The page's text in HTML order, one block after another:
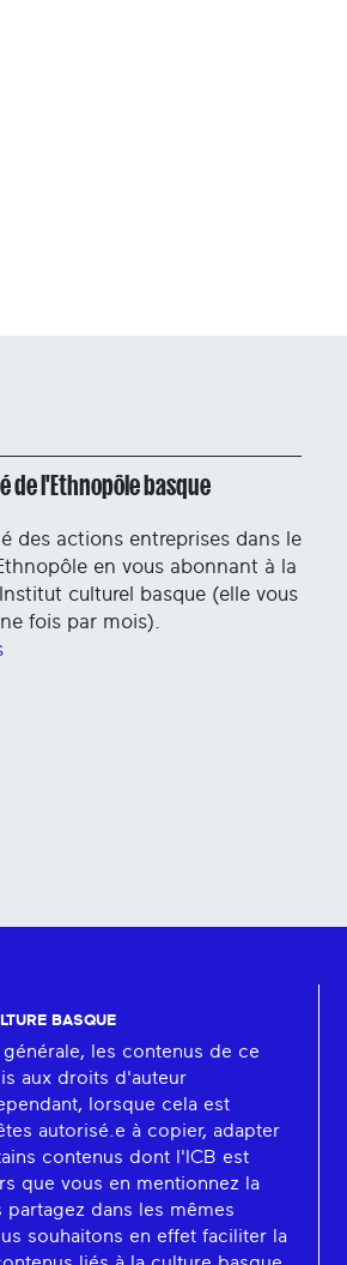
de l'Ethnopôle basque
des actions entreprises dans le
en vous abonnant à la
culturel basque (elle vous
fois par mois).
BASQUE
générale, les contenus de ce
aux droits d'auteur
lorsque cela est
autorisé.e à copier, adapter
contenus dont l'ICB est
que vous en mentionnez la
partagez dans les mêmes
souhaitons en effet faciliter la